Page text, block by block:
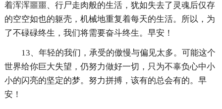
着浑浑噩噩、行尸走肉般的生活，犹如失去了灵魂后仅存
的空空如也的躯壳，机械地重复着每天的生活。所以，为
了不碌碌终生，我们将需要奋斗终生。早安！
13、年轻的我们，承受的傲慢与偏见太多。可能这个
世界给你巨大失望，仍努力做好一切，只为不辜负心中小
小的闪亮的坚定的梦。努力拼搏，该有的总会有的。早
安！